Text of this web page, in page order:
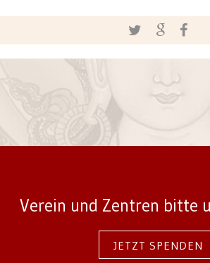
Verein und Zentren bitte
JETZT SPENDEN